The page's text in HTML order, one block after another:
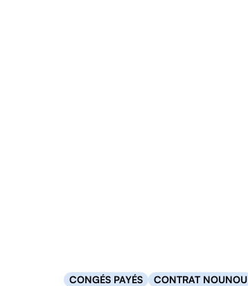
CONGÉS PAYÉS CONTRAT NOUNOU